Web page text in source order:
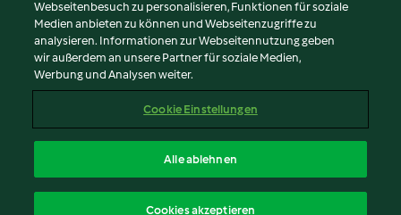
Nutzungsbedingungen
Datenschutzrichtlinien
Disclaimer
Impressum
Inhalt melden
Erklärung zur Barrierefreiheit
Webseitenbesuch zu personalisieren, Funktionen für soziale
Medien anbieten zu können und Webseitenzugriffe zu
analysieren. Informationen zur Webseitennutzung geben
wir außerdem an unsere Partner für soziale Medien,
Werbung und Analysen weiter.
Cookie Einstellungen
Alle ablehnen
Cookies akzeptieren